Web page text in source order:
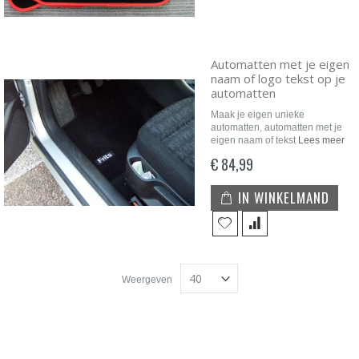
Automatten met je eigen
naam of logo tekst op je
automatten
Maak je eigen unieke
automatten, automatten met je
eigen naam of tekst Lees meer
€ 84,99
IN WINKELMAND
Weergeven